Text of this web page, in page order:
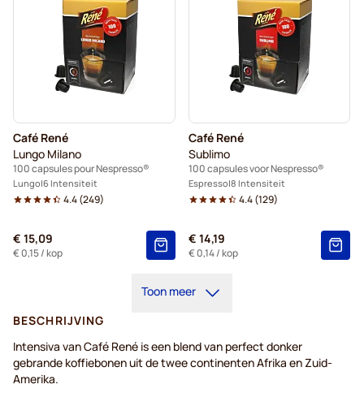
Café René
Lungo Milano
100 capsules pour Nespresso®
Lungo 6 Intensiteit
4.4(249)
€ 15,09
€ 0,15/ kop
Café René
Sublimo
100 capsules voor Nespresso®
Espresso 8 Intensiteit
4.4(129)
€ 14,19
€ 0,14/ kop
Toon meer
BESCHRIJVING
Intensiva van Café René is een blend van perfect donker
gebrande koffiebonen uit de twee continenten Afrika en Zuid-
Amerika.